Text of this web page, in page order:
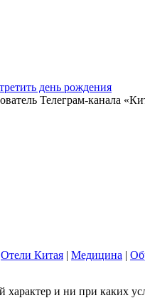
день рождения
Телеграм-канала
Отели Китая | Медицина |
и ни при каких